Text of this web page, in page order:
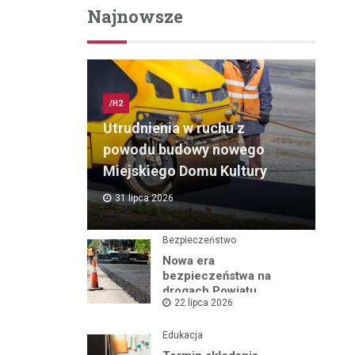
Najnowsze
/H2
Utrudnienia w ruchu z
powodu budowy nowego
Miejskiego Domu Kultury
31 lipca 2026
Bezpieczeństwo
Nowa era
bezpieczeństwa na
drogach Powiatu
Mikołowskiego:
Rybnickiej rusza!
22 lipca 2026
Edukacja